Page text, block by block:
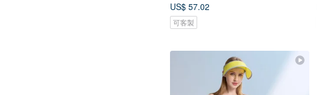
US$ 57.02
可客製